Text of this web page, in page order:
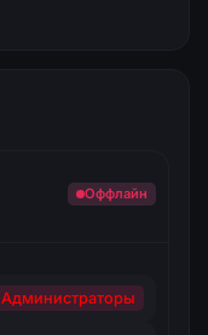
Оффлайн
Администраторы